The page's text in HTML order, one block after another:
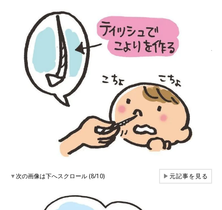
▼次の画像は下へスクロール (8/10) ▶元記事を見る